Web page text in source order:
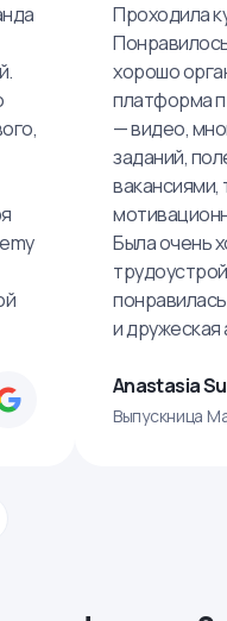
Проходила
хорошо
платформа
— видео,
заданий,
вакансиями,
Была очень
и
Anastasia
Выпускница